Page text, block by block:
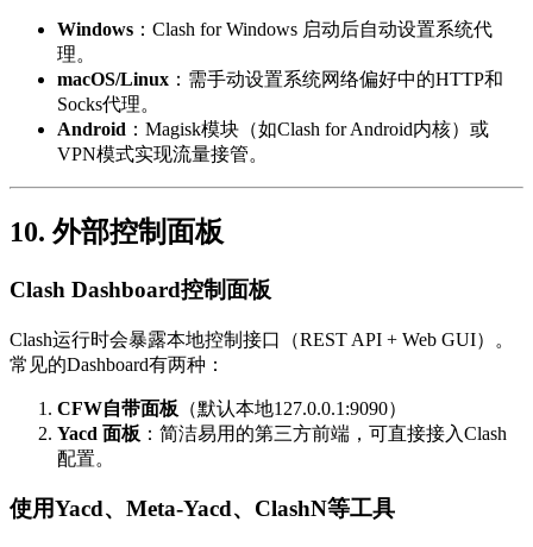
Windows ：Clash for Windows 启动后自动设置系统代
理。
macOS/Linux ：需手动设置系统网络偏好中的HTTP和
Socks代理。
Android ：Magisk模块（如Clash for Android内核）或
VPN模式实现流量接管。
10. 外部控制面板
Clash Dashboard控制面板
Clash运行时会暴露本地控制接口（REST API + Web GUI）。
常见的Dashboard有两种：
CFW自带面板 （默认本地127.0.0.1:9090）
Yacd 面板 ：简洁易用的第三方前端，可直接接入Clash
配置。
使用Yacd、Meta-Yacd、ClashN等工具